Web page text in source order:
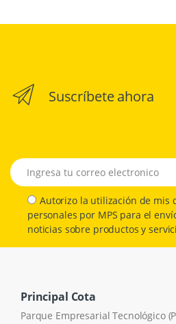
Suscríbete ahora
Email address
Autorizo la utilización de mis
personales por MPS para el
noticias sobre productos y
Principal Cota
Parque Empresarial Tecnológico